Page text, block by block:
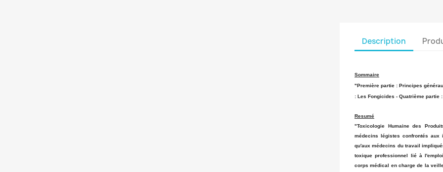
Description
Sommaire
"Première partie : Principes
: Les Fongicides - Quatrième partie
Resumé
"Toxicologie Humaine des
médecins légistes confrontés
qu'aux médecins du travail
toxique professionnel lié à
corps médical en charge de la